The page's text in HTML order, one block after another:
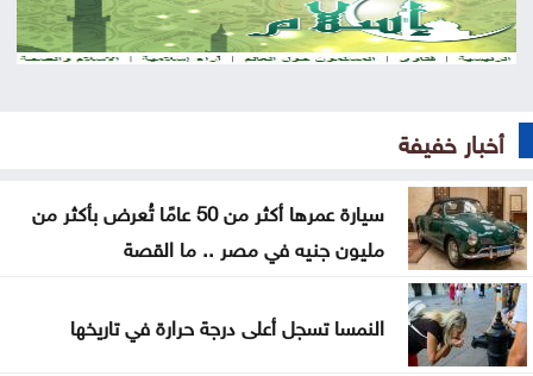
هل تأكل البطيخ مع الخبز؟ خبراء يوضحون ما قد يحدث
لجسمك
القدس
أعيان: مواقف الملك تعكس التزامًا أردنيًا راسخًا بالدفاع
عن القدس ومقدساتها
إيران: مفاوضات مضيق هرمز مع عُمان في مراحلها
النهائية
أخبار خفيفة
سيارة عمرها أكثر من 50 عامًا تُعرض بأكثر من
مليون جنيه في مصر .. ما القصة
النمسا تسجل أعلى درجة حرارة في تاريخها